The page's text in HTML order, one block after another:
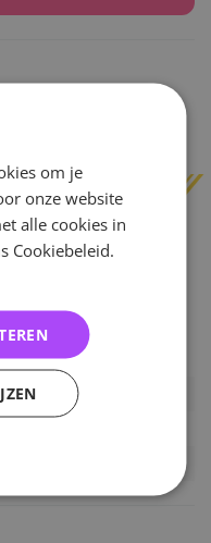
PF-WHY
2026
om je
onze website
alle cookies in
Cookiebeleid.